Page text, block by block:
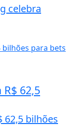
celebra
62,5
62,5 bilhões